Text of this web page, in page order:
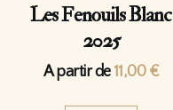
Les Fenouils Blanc
2025
A partir de11,00 €